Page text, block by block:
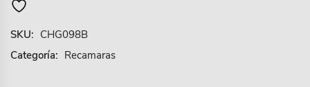
SKU: CHG098B
Categoría: Recamaras